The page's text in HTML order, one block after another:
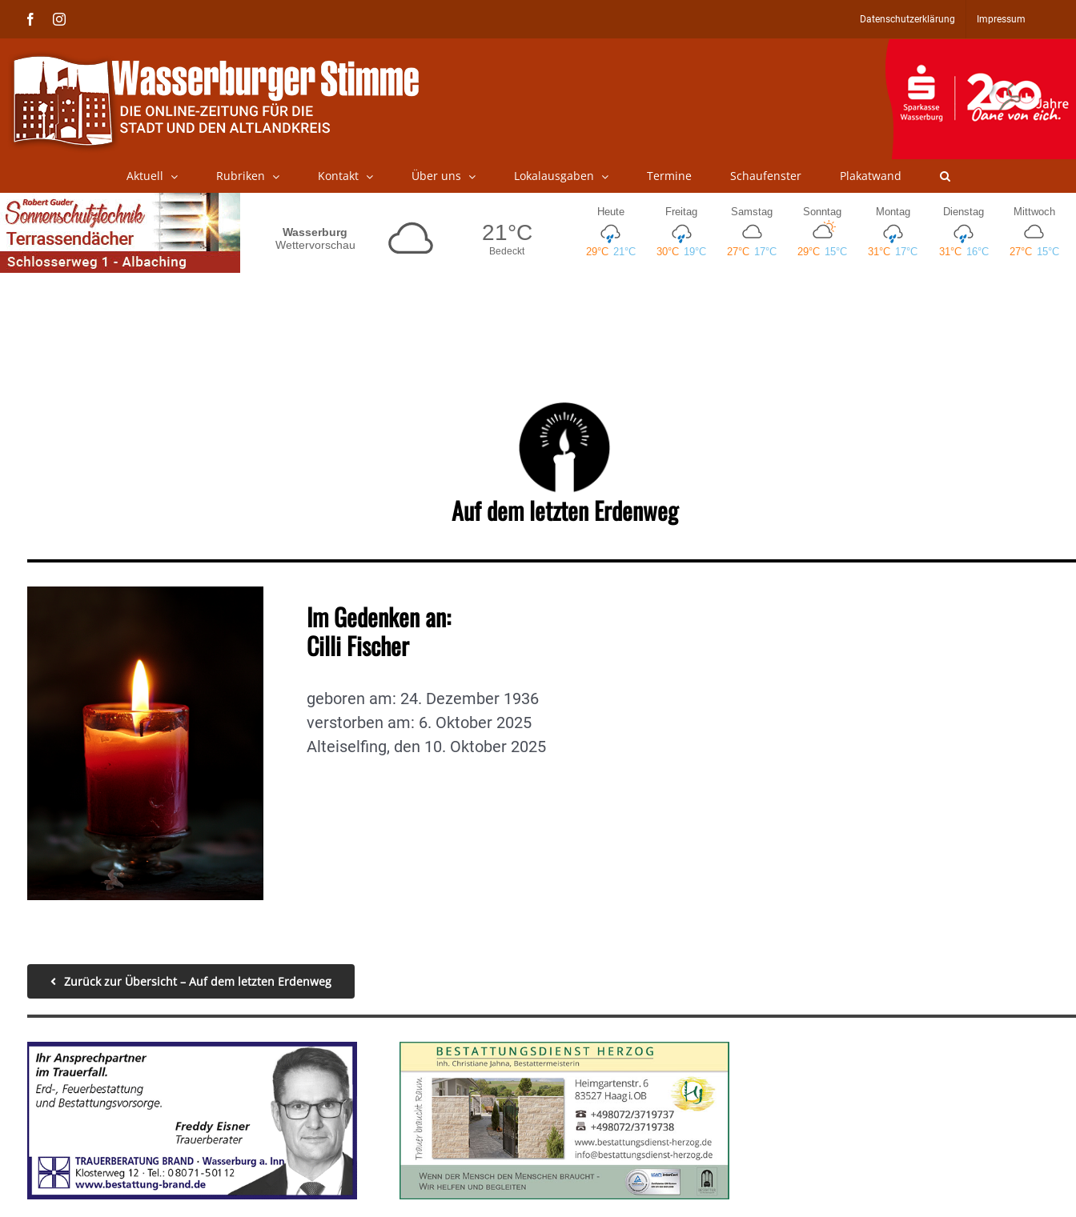
FacebookInstagram Datenschutzerklärung Impressum
Aktuell Rubriken Kontakt Über uns Lokalausgaben Termine Schaufenster Plakatwand
Auf dem letzten Erdenweg
Im Gedenken an:
Cilli Fischer
geboren am: 24. Dezember 1936
verstorben am: 6. Oktober 2025
Alteiselfing, den 10. Oktober 2025
Zurück zur Übersicht – Auf dem letzten Erdenweg